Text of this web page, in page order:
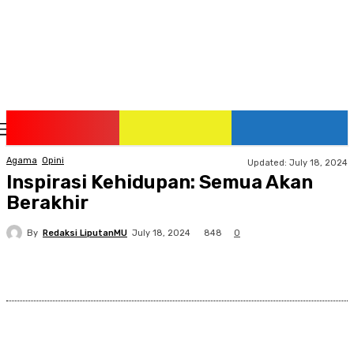
Agama Opini Updated: July 18, 2024
Inspirasi Kehidupan: Semua Akan
Berakhir
By Redaksi LiputanMU July 18, 2024 848 0